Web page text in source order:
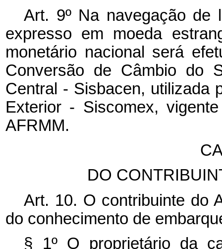
Art. 9º Na navegação de
expresso em moeda
monetário nacional será
Conversão de Câmbio do
Central - Sisbacen, utilizada
Exterior - Siscomex,
AFRMM.
DO
Art. 10. O contribuinte do
do conhecimento de
§ 1º O proprietário da